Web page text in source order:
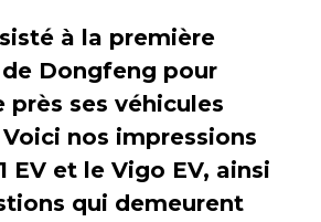
à la première
Dongfeng pour
près ses véhicules
nos impressions
EV et le Vigo EV, ainsi
qui demeurent